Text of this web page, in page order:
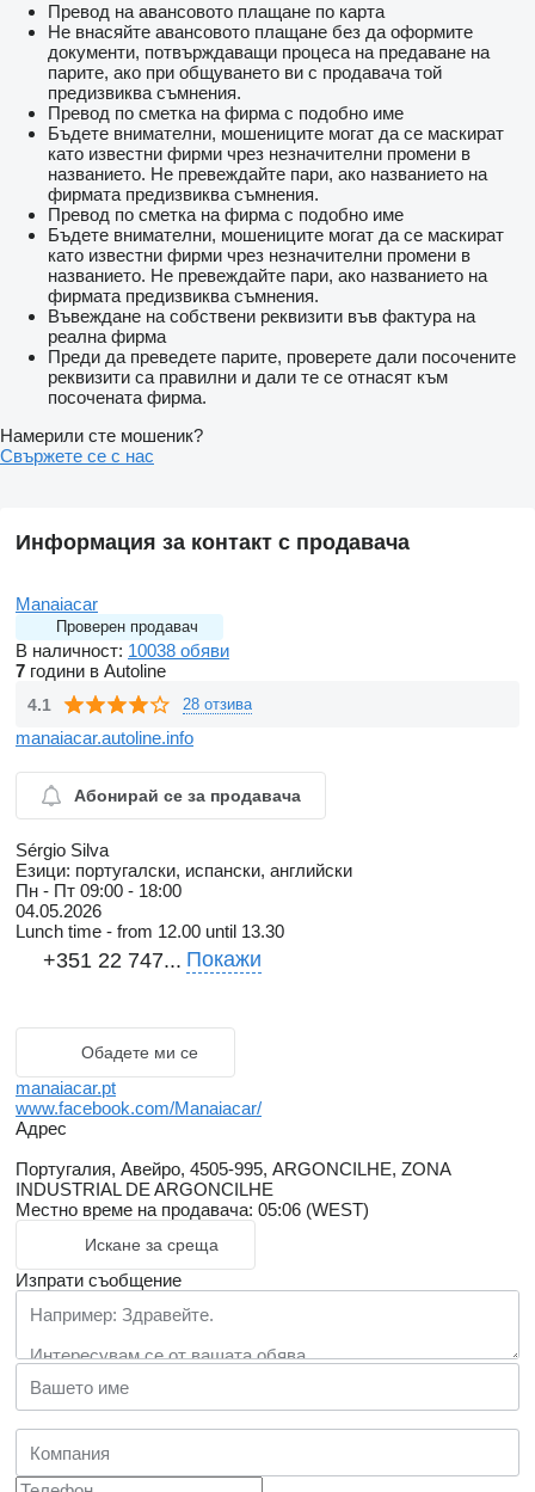
Превод на авансовото плащане по карта
Не внасяйте авансовото плащане без да оформите
документи, потвърждаващи процеса на предаване на
парите, ако при общуването ви с продавача той
предизвиква съмнения.
Превод по сметка на фирма с подобно име
Бъдете внимателни, мошениците могат да се маскират
като известни фирми чрез незначителни промени в
названието. Не превеждайте пари, ако названието на
фирмата предизвиква съмнения.
Превод по сметка на фирма с подобно име
Бъдете внимателни, мошениците могат да се маскират
като известни фирми чрез незначителни промени в
названието. Не превеждайте пари, ако названието на
фирмата предизвиква съмнения.
Въвеждане на собствени реквизити във фактура на
реална фирма
Преди да преведете парите, проверете дали посочените
реквизити са правилни и дали те се отнасят към
посочената фирма.
Намерили сте мошеник?
Свържете се с нас
Информация за контакт с продавача
Manaiacar
Проверен продавач
В наличност: 10038 обяви
7 години в Autoline
4.1 28 отзива
manaiacar.autoline.info
Абонирай се за продавача
Sérgio Silva
Езици: португалски, испански, английски
Пн - Пт 09:00 - 18:00
04.05.2026
Lunch time - from 12.00 until 13.30
+351 22 747... Покажи
Обадете ми се
manaiacar.pt
www.facebook.com/Manaiacar/
Адрес
Португалия, Авейро, 4505-995, ARGONCILHE, ZONA
INDUSTRIAL DE ARGONCILHE
Местно време на продавача: 05:06 (WEST)
Искане за среща
Изпрати съобщение